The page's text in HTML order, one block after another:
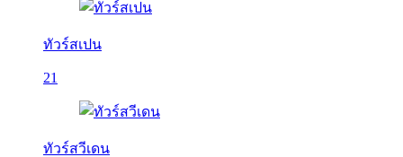
ทัวร์สเปน
21
ทัวร์สวีเดน